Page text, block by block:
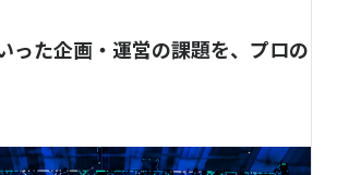
った企画・運営の課題を、プロの